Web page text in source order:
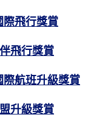
際飛行獎賞
飛行獎賞
際航班升級獎賞
升級獎賞